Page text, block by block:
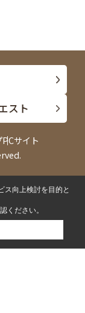
スト
PCサイト
LINE
したい
件がある
ス向上検討を目的と
ください。